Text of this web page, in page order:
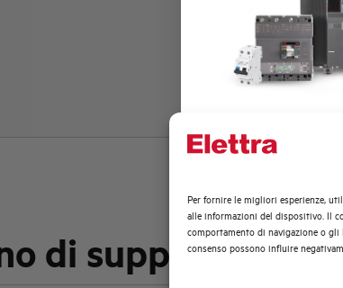
Per fornire le migliori esperienze,
alle informazioni del dispositivo. Il
comportamento di navigazione o gli
consenso possono influire
Marca
Stato
di supporto?
Quali
Automazione
Fotovoltaico
Sistema